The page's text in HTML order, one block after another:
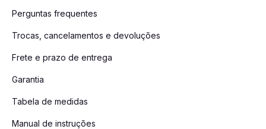
Perguntas frequentes
Trocas, cancelamentos e devoluções
Frete e prazo de entrega
Garantia
Tabela de medidas
Manual de instruções